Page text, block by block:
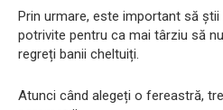
Prin urmare, este important să
potrivite pentru ca mai târziu să
regreți banii cheltuiți.
Atunci când alegeți o fereastră,